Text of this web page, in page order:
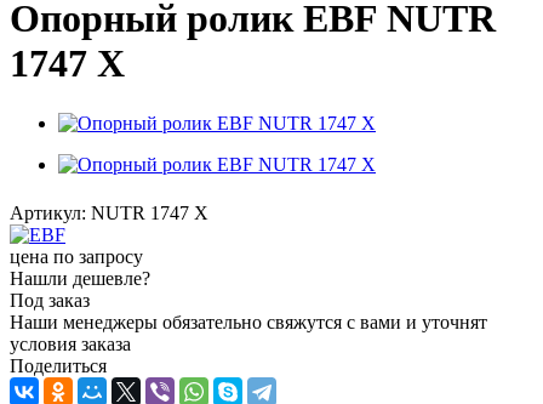
Опорный ролик EBF NUTR
1747 X
Артикул: NUTR 1747 X
цена по запросу
Нашли дешевле?
Под заказ
Наши менеджеры обязательно свяжутся с вами и уточнят
условия заказа
Поделиться